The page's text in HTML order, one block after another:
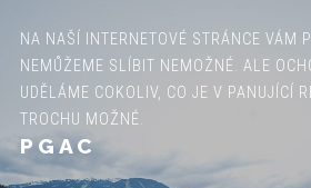
NA NAŠÍ INTERNETOVÉ STRÁNCE VÁM
NEMŮŽEME SLÍBIT NEMOŽNÉ. ALE
UDĚLÁME COKOLIV, CO JE V PANUJÍCÍ
TROCHU MOŽNÉ.
PGAC